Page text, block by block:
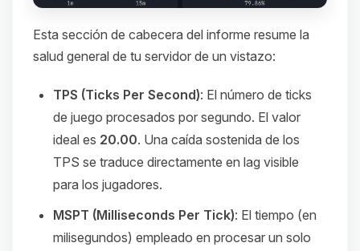
Esta sección de cabecera del informe resume la
salud general de tu servidor de un vistazo:
TPS (Ticks Per Second): El número de ticks
de juego procesados por segundo. El valor
ideal es 20.00. Una caída sostenida de los
TPS se traduce directamente en lag visible
para los jugadores.
MSPT (Milliseconds Per Tick): El tiempo (en
milisegundos) empleado en procesar un solo